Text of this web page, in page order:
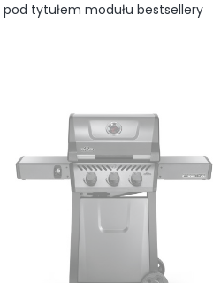
tytułem modułu bestsellery